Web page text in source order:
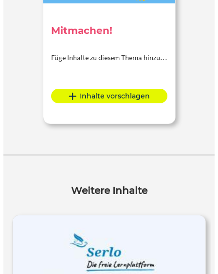
Mitmachen!
Füge Inhalte zu diesem Thema hinzu…
Inhalte vorschlagen
Weitere Inhalte